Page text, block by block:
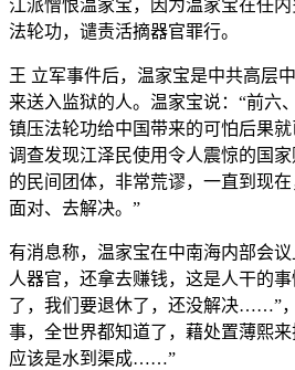
江派憎恨温家宝，因为温家宝在任
法轮功，谴责活摘器官罪行。
王 立军事件后，温家宝是中共高层
来送入监狱的人。温家宝说：“前六
镇压法轮功给中国带来的可怕后果
调查发现江泽民使用令人震惊的国
的民间团体，非常荒谬，一直到现
面对、去解决。”
有消息称，温家宝在中南海内部会
人器官，还拿去赚钱，这是人干的
了，我们要退休了，还没解决……”
事，全世界都知道了，藉处置薄熙来
应该是水到渠成……”